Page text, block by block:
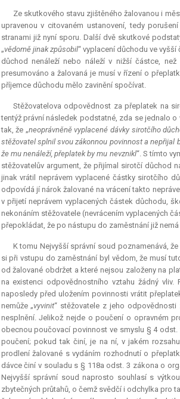
Ze skutkového stavu zjištěného žalovanou i
upravenou v citovaném ustanovení, tedy
stranami již nyní sporu. Další dvě skutkové
„vědomě jinak způsobil“ vyplacení důchodu ve
důchod nenáleží nebo náleží v nižší částce,
presumováno a žalovaná je musí v řízení o
příjemce důchodu mělo zavinění spočívat.
Stěžovatelova odpovědnost za přeplatek na
tentýž právní následek podstatné, zda se jednalo
tak, že „neoprávněně vyplacené dávky sirotčího
stěžovatel splnil svou zákonnou povinnost a nepřijal
že mu nenáleží, přeplatek by mu nevznikl“. S tímto
stěžovatelův argument, že přijímal sirotčí důchod
jinak vrátil neprávem vyplacené částky sirotčího
odpovídá jí nárok žalované na vrácení takto
v přijetí neprávem vyplacených částek důchodu,
nekonáním stěžovatele (nevrácením vyplacených
přepokládat, že po nástupu do zaměstnání již
K tomu Nejvyšší správní soud poznamenává,
si při vstupu do zaměstnání byl vědom, že musí
od žalované obdržet a které nejsou založeny na
na existenci odpovědnostního vztahu žádný
naposledy před uložením povinnosti vrátit
nemůže „vyvinit“ stěžovatele z jeho
nesplnění. Jelikož nejde o poučení o opravném
obecnou poučovací povinnost ve smyslu § 4
poučení; pokud tak činí, je na ní, v jakém
prodlení žalované s vydáním rozhodnutí o
dávce činí v souladu s § 118a odst. 3 zákona o
Nejvyšší správní soud naprosto souhlasí s
zbytečných průtahů, o čemž svědčí i odchylka pro